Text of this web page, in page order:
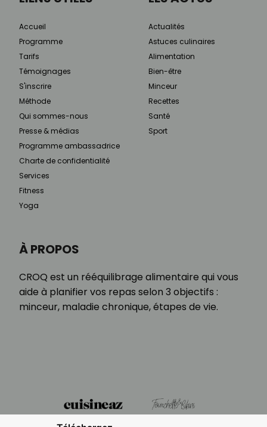
À PROPOS
CROQ est un rééquilibrage alimentaire qui vous
aide à planifier vos repas selon 3 objectifs :
minceur, maladie chronique, étapes de vie.
Accueil
Programme
Tarifs
Témoignages
S'inscrire
Méthode
Qui sommes-nous
Presse & médias
Programme ambassadrice
Charte de confidentialité
Services
Fitness
Yoga
Actualités
Astuces culinaires
Alimentation
Bien-être
Minceur
Recettes
Santé
Sport